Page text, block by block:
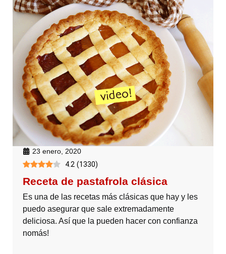
23 enero, 2020
4.2 (1330)
Receta de pastafrola clásica
Es una de las recetas más clásicas que hay y les
puedo asegurar que sale extremadamente
deliciosa. Así que la pueden hacer con confianza
nomás!